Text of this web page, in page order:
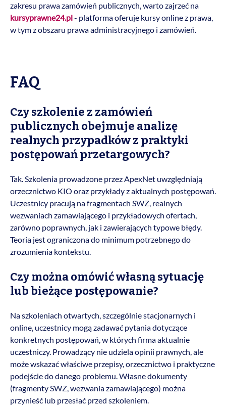
zakresu prawa zamówień publicznych, warto zajrzeć na
kursyprawne24.pl- platforma oferuje kursy online z prawa,
w tym z obszaru prawa administracyjnego i zamówień.
FAQ
Czy szkolenie z zamówień
publicznych obejmuje analizę
realnych przypadków z praktyki
postępowań przetargowych?
Tak. Szkolenia prowadzone przez ApexNet uwzględniają
orzecznictwo KIO oraz przykłady z aktualnych postępowań.
Uczestnicy pracują na fragmentach SWZ, realnych
wezwaniach zamawiającego i przykładowych ofertach,
zarówno poprawnych, jak i zawierających typowe błędy.
Teoria jest ograniczona do minimum potrzebnego do
zrozumienia kontekstu.
Czy można omówić własną sytuację
lub bieżące postępowanie?
Na szkoleniach otwartych, szczególnie stacjonarnych i
online, uczestnicy mogą zadawać pytania dotyczące
konkretnych postępowań, w których firma aktualnie
uczestniczy. Prowadzący nie udziela opinii prawnych, ale
może wskazać właściwe przepisy, orzecznictwo i praktyczne
podejście do danego problemu. Własne dokumenty
(fragmenty SWZ, wezwania zamawiającego) można
przynieść lub przesłać przed szkoleniem.